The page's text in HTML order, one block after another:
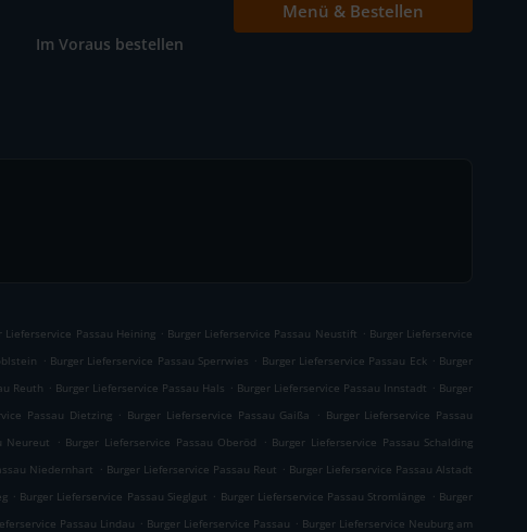
Im Voraus bestellen
Menü & Bestellen
Lieferservice Passau Heining . Burger Lieferservice Passau Neustift . Burger Lieferservice
. Burger Lieferservice Passau Sperrwies . Burger Lieferservice Passau Eck . Burger
Reuth . Burger Lieferservice Passau Hals . Burger Lieferservice Passau Innstadt . Burger
Passau Dietzing . Burger Lieferservice Passau Gaißa . Burger Lieferservice Passau
Neureut . Burger Lieferservice Passau Oberöd . Burger Lieferservice Passau Schalding
Niedernhart . Burger Lieferservice Passau Reut . Burger Lieferservice Passau Alstadt
. Burger Lieferservice Passau Sieglgut . Burger Lieferservice Passau Stromlänge . Burger
Passau Lindau . Burger Lieferservice Passau . Burger Lieferservice Neuburg am